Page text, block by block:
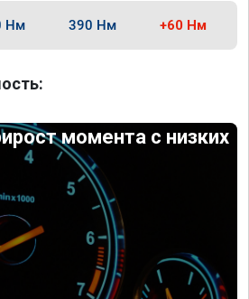
Нм 390 Нм +60 Нм
момента с низких